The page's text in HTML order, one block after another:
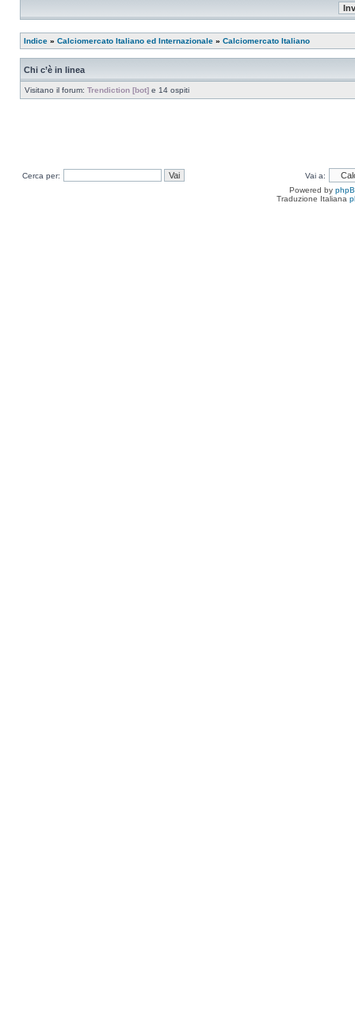
Indice » Calciomercato Italiano ed Internazionale » Calciomercato Italiano
Chi c’è in linea
Visitano il forum: Trendiction [bot] e 14 ospiti
Cerca per:
Vai a:
Powered by
Traduzione Italiana